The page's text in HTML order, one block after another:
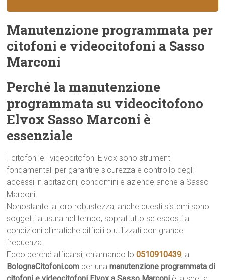
Manutenzione programmata per
citofoni e videocitofoni a Sasso
Marconi
Perché la manutenzione
programmata su videocitofono
Elvox Sasso Marconi è
essenziale
I citofoni e i videocitofoni Elvox sono strumenti
fondamentali per garantire sicurezza e controllo degli
accessi in abitazioni, condomini e aziende anche a Sasso
Marconi.
Nonostante la loro robustezza, anche questi sistemi sono
soggetti a usura nel tempo, soprattutto se esposti a
condizioni climatiche difficili o utilizzati con grande
frequenza.
Ecco perché affidarsi, chiamando lo0510910439, a
BolognaCitofoni.com per unamanutenzione programmata di